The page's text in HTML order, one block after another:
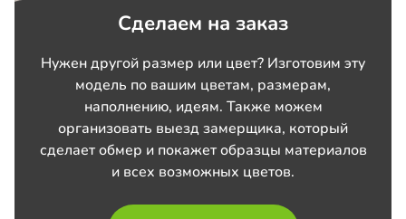
Сделаем на заказ
Нужен другой размер или цвет? Изготовим эту
модель по вашим цветам, размерам,
наполнению, идеям. Также можем
организовать выезд замерщика, который
сделает обмер и покажет образцы материалов
и всех возможных цветов.